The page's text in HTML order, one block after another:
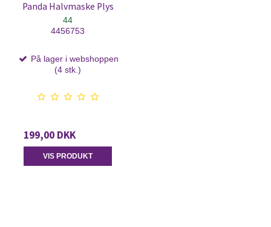
Panda Halvmaske Plys
44
4456753
På lager i webshoppen
(4 stk.)
199,00 DKK
VIS PRODUKT